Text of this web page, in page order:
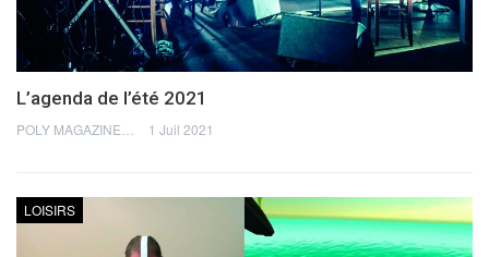
L’agenda de l’été 2021
1 Juil 2021
LOISIRS